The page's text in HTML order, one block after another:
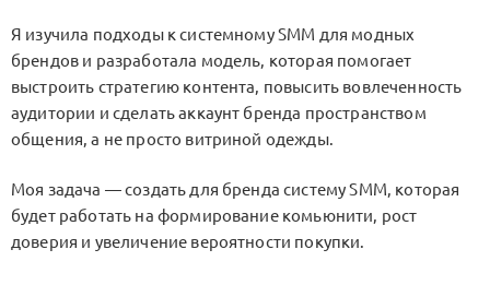
Я изучила подходы к системному SMM для модных
брендов и разработала модель, которая помогает
выстроить стратегию контента, повысить вовлеченность
аудитории и сделать аккаунт бренда пространством
общения, а не просто витриной одежды.
Моя задача — создать для бренда систему SMM, которая
будет работать на формирование комьюнити, рост
доверия и увеличение вероятности покупки.